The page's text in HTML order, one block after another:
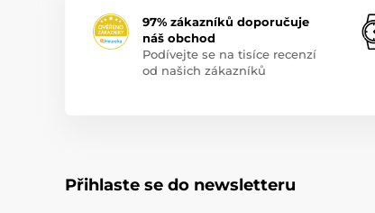
97% zákazníků doporučuje
náš obchod
Podívejte se na tisíce recenzí
od našich zákazníků
Přihlaste se do newsletteru